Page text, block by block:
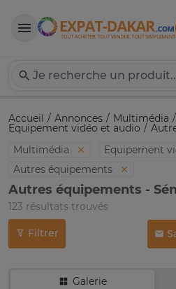
Expat-Dakar
Accueil Annonces Multimédia
Equipement vidéo et audio
Multimédia
Equipement
Autres équipements
Autres équipements -
123 résultats trouvés
Filtrer
Galerie